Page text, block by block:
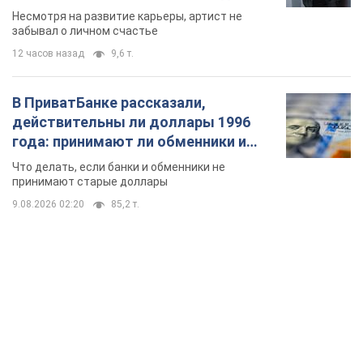
Несмотря на развитие карьеры, артист не
забывал о личном счастье
12 часов назад 9,6 т.
В ПриватБанке рассказали,
действительны ли доллары 1996
года: принимают ли обменники и
банки такие купюры
Что делать, если банки и обменники не
принимают старые доллары
9.08.2026 02:20 85,2 т.